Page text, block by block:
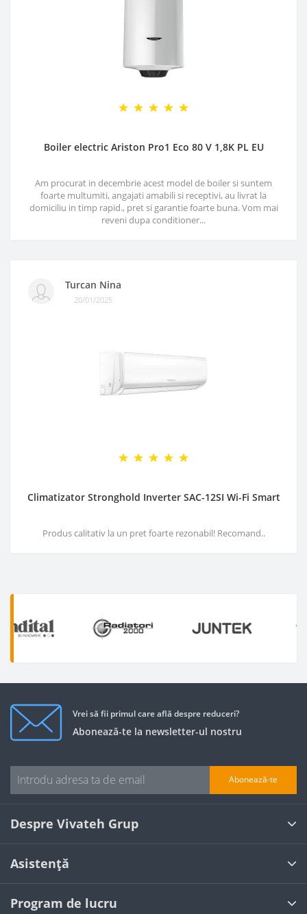
Boiler electric Ariston Pro1 Eco 80 V 1,8K PL EU
Am procurat in decembrie acest model de boiler si suntem
foarte multumiti, angajati amabili si receptivi, au livrat la
domiciliu in timp rapid., pret si garantie foarte buna. Vom mai
reveni dupa conditioner...
Turcan Nina
20/01/2025
Climatizator Stronghold Inverter SAC-12SI Wi-Fi Smart
Produs calitativ la un pret foarte rezonabil! Recomand..
Vrei să fii primul care află despre reduceri?
Abonează-te la newsletter-ul nostru
Abonează-te
Despre Vivateh Grup
Asistență
Program de lucru